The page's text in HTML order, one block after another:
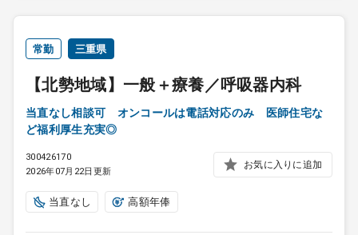
常勤 三重県
【北勢地域】一般＋療養／呼吸器内科
当直なし相談可 オンコールは電話対応のみ 医師住宅な
ど福利厚生充実◎
300426170
2026年07月22日更新
お気に入りに追加
当直なし 高額年俸